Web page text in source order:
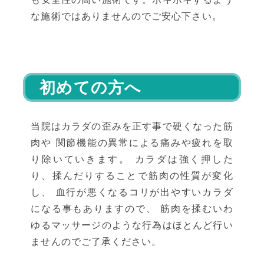
な施術ではありませんのでご安心下さい。
初めての方へ
当院はカラダの歪みを正す事で硬くなった筋
肉や 関節機能の異常による痛みや疲れを取
り除いていきます。 カラダは強く押した
り、揉んだりすることで筋肉の性質が変化
し、 血行が悪くなるコリが出やすいカラダ
になる事もありますので、 筋肉を揉むいわ
ゆるマッサージのような行為はほとんど行い
ませんのでご了承ください。